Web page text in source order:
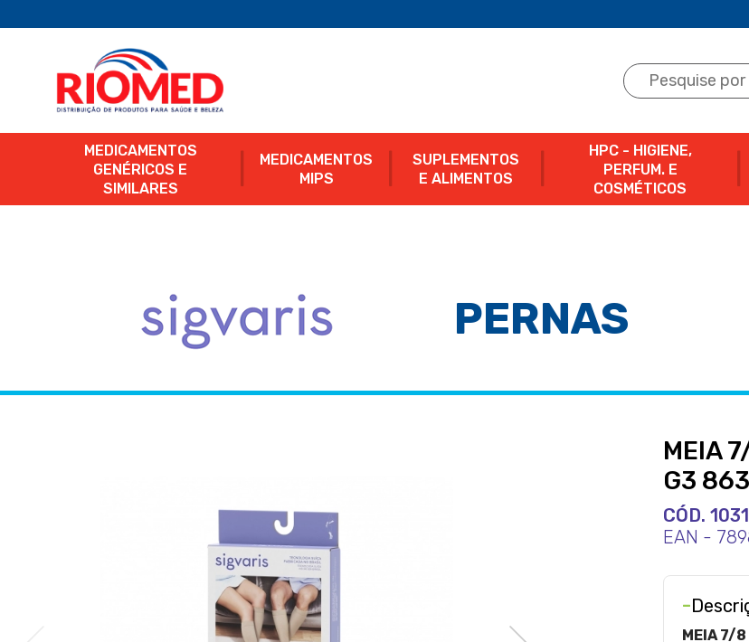
MEDICAMENTOS
GENÉRICOS E
SIMILARES
MEDICAMENTOS
MIPS
SUPLEMENTOS
E ALIMENTOS
HPC - HIGIENE,
PERFUM. E
COSMÉTICOS
PERNAS
MEIA
G3
CÓD.
EAN -
-
MEIA 7/8